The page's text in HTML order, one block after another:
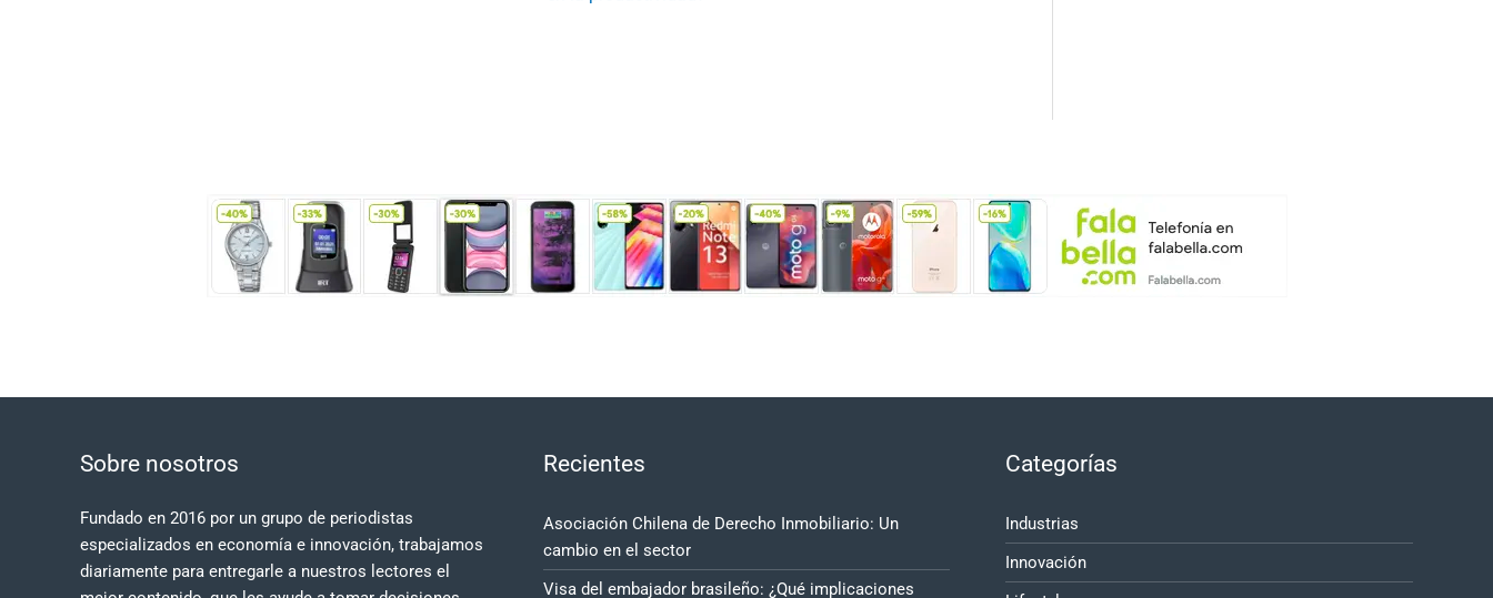
Sobre nosotros
Fundado en 2016 por un grupo de periodistas
especializados en economía e innovación, trabajamos
diariamente para entregarle a nuestros lectores el
Recientes
Asociación Chilena de Derecho Inmobiliario: Un
cambio en el sector
Visa del embajador brasileño: ¿Qué implicaciones
Categorías
Industrias
Innovación